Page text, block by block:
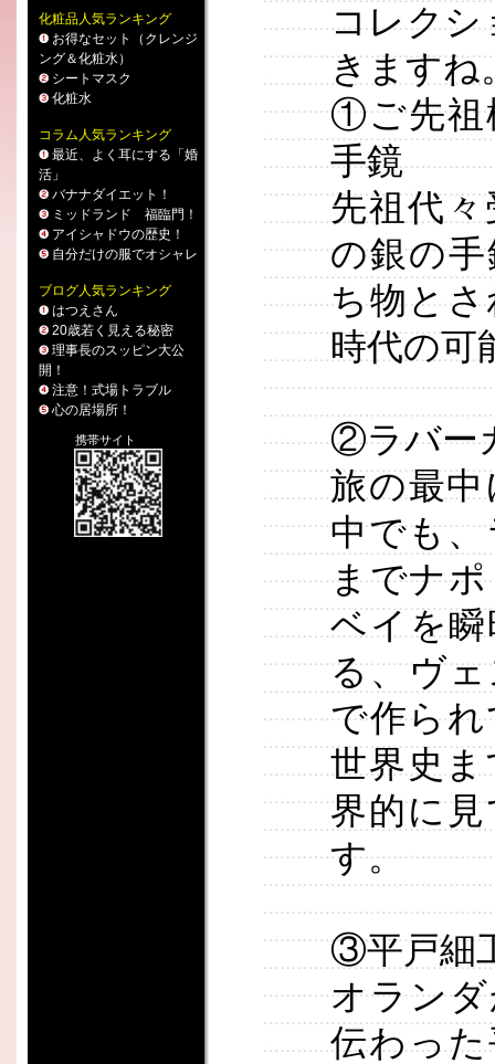
化粧品人気ランキング
お得なセット（クレンジ
ング＆化粧水）
シートマスク
化粧水
コラム人気ランキング
最近、よく耳にする「婚
活」
バナナダイエット！
ミッドランド 福臨門！
アイシャドウの歴史！
自分だけの服でオシャレ
ブログ人気ランキング
はつえさん
20歳若く見える秘密
理事長のスッピン大公
開！
注意！式場トラブル
心の居場所！
携帯サイト
コレクシ
きますね
①ご先祖
手鏡
先祖代
の銀の
ち物と
時代の可
②ラバー
旅の最
中でも
までナ
ベイを
る、ヴ
で作ら
世界史
界的に
す。
③平戸細
オラン
伝わっ